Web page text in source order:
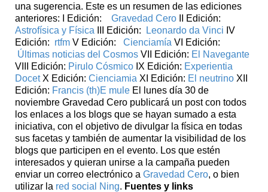
una sugerencia. Este es un resumen de las ediciones
anteriores: I Edición: Gravedad Cero II Edición:
Astrofísica y Física III Edición: Leonardo da Vinci IV
Edición: rtfm V Edición: Cienciamía VI Edición:
Últimas noticias del Cosmos VII Edición: El Navegante
VIII Edición: Pirulo Cósmico IX Edición: Experientia
DocetX Edición: Cienciamia XI Edición: El neutrino XII
Edición: Francis (th)E mule El lunes día 30 de
noviembre Gravedad Cero publicará un post con todos
los enlaces a los blogs que se hayan sumado a esta
iniciativa, con el objetivo de divulgar la física en todas
sus facetas y también de aumentar la visibilidad de los
blogs que participen en el evento. Los que estén
interesados y quieran unirse a la campaña pueden
enviar un correo electrónico a Gravedad Cero, o bien
utilizar la red social Ning. Fuentes y links